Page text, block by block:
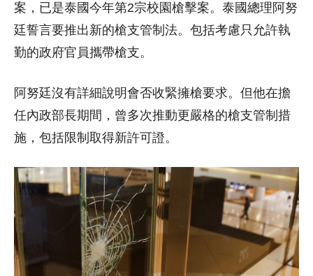
案，已是泰國今年第2宗校園槍擊案。泰國總理阿努
廷誓言要推出新的槍支管制法。包括考慮只允許執
勤的政府官員攜帶槍支。
阿努廷沒有詳細說明會否收緊擁槍要求。但他在擔
任內政部長期間，曾多次推動更嚴格的槍支管制措
施，包括限制取得新許可證。